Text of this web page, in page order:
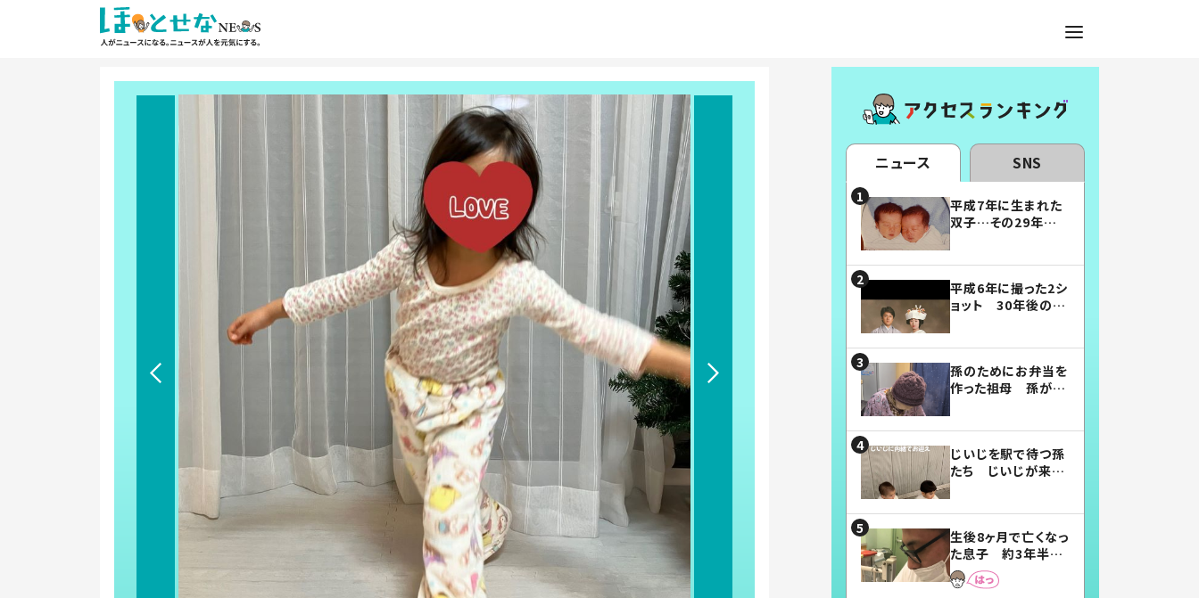
ニュース SNS
平成7年に生まれた
双子…その29年後
平成6年に撮った2シ
ョット 30年後の姿
孫のためにお弁当を
作った祖母 孫が絶
じいじを駅で待つ孫
たち じいじが来た
まらない」「幸せにな
れる」
生後8ヶ月で亡くなっ
た息子 約3年半
後、当時の妻の日記
に書いてあった本音